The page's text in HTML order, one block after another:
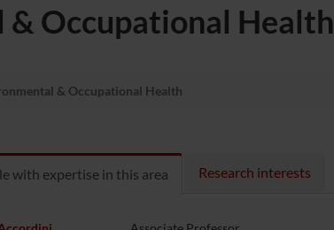
Occupational Health
& Occupational Health
with expertise in this area Research interests